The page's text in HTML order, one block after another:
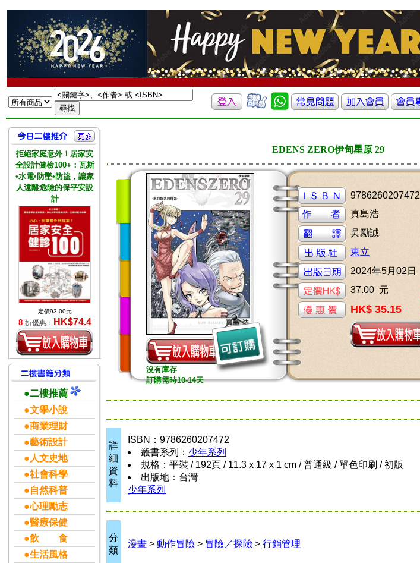
拒絕家庭意外！居家安
全設計健檢100+：瓦斯
•水電•防墜•防盜，讓家
人遠離危險的保平安設
計
定價93.00元
8 折優惠： HK$74.4
●二樓推薦
●文學小說
●商業理財
●藝術設計
●人文史地
●社會科學
●自然科普
●心理勵志
●醫療保健
●飲 食
●生活風格
EDENS ZERO伊甸星原 29
沒有庫存
訂購需時10-14天
9786260207472
真島浩
吳勵誠
東立
2024年5月02日
37.00 元
HK$ 35.15
詳
細
資
料
ISBN：9786260207472
叢書系列： 少年系列
規格：平裝 / 192頁 / 11.3 x 17 x 1 cm / 普通級 / 單色印刷 / 初版
出版地：台灣
少年系列
分
類
漫畫 > 動作冒險 > 冒險／探險 > 行銷管理